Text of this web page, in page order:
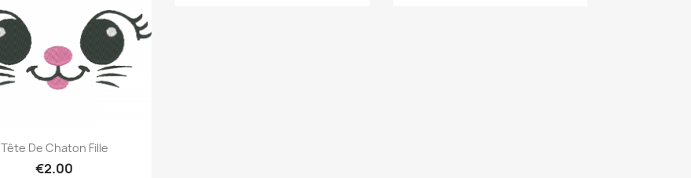
Quick view
Tête De Chaton Fille
€2.00